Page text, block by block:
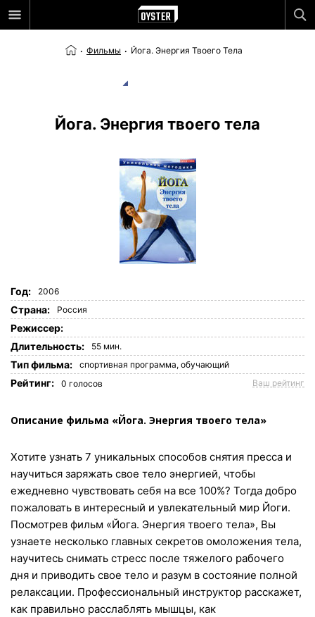
Фильмы Йога. Энергия Твоего Тела
Йога. Энергия твоего тела
Год: 2006
Страна: Россия
Режиссер:
Длительность:
55 мин.
Tип фильма: спортивная программа, обучающий
Рейтинг: 0 голосов Ваш рейтинг
Описание фильма «Йога. Энергия твоего тела»
Хотите узнать 7 уникальных способов снятия пресса и
научиться заряжать свое тело энергией, чтобы
ежедневно чувствовать себя на все 100%? Тогда добро
пожаловать в интересный и увлекательный мир Йоги.
Посмотрев фильм «Йога. Энергия твоего тела», Вы
узнаете несколько главных секретов омоложения тела,
научитесь снимать стресс после тяжелого рабочего
дня и приводить свое тело и разум в состояние полной
релаксации. Профессиональный инструктор расскажет,
как правильно расслаблять мышцы, как